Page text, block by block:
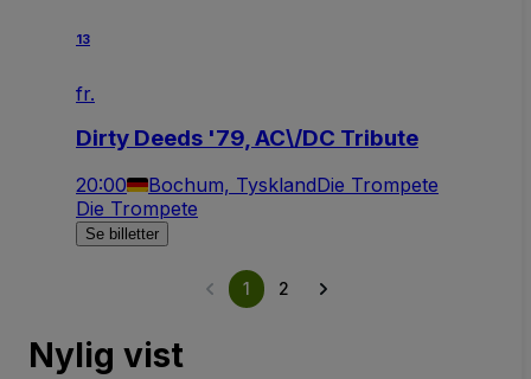
13
fr.
Dirty Deeds '79, AC\/DC Tribute
20:00 Bochum, TysklandDie Trompete
Die Trompete
Se billetter
1 2
Nylig vist